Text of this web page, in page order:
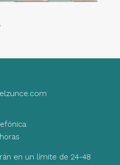
en un límite de 24-48